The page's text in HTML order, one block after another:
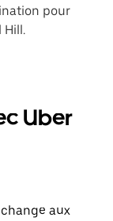
pour
Hill.
Uber
aux